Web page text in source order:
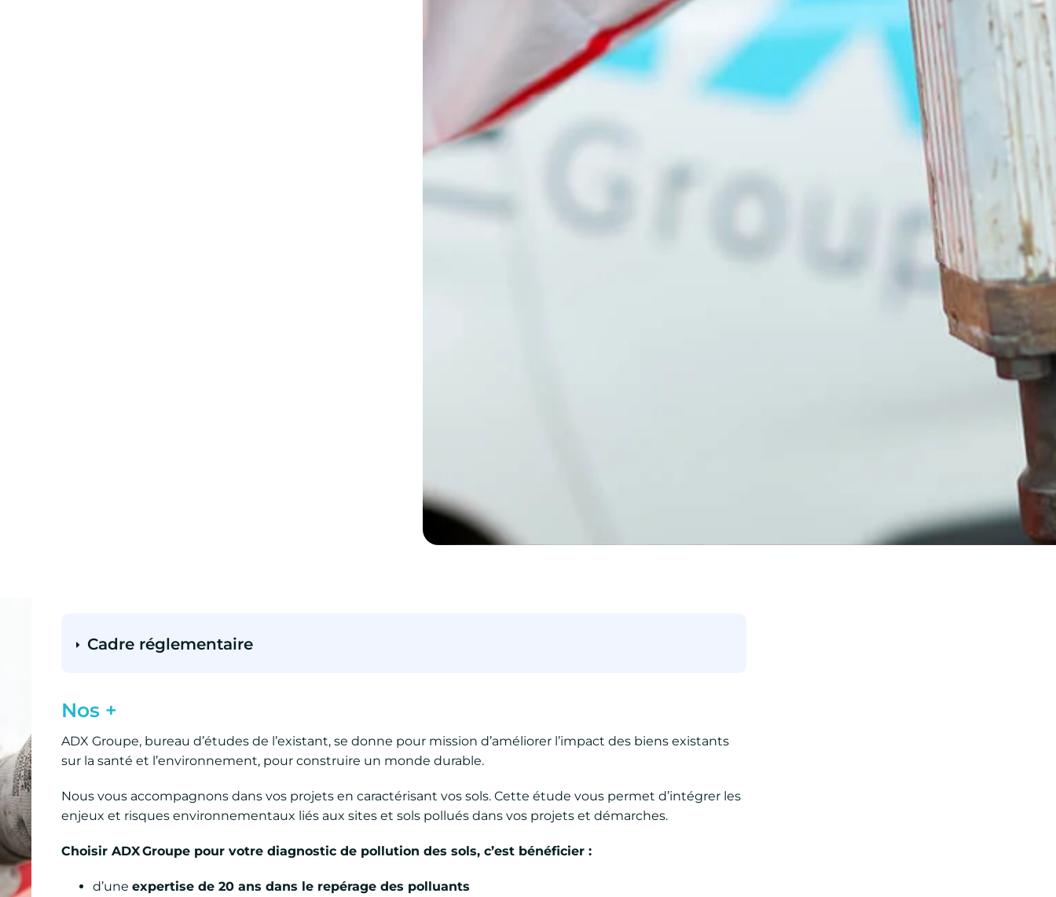
Cadre réglementaire
Nos +
ADX Groupe, bureau d’études de l’existant, se donne pour mission d’améliorer l’impact des biens existants
sur la santé et l’environnement, pour construire un monde durable.
Nous vous accompagnons dans vos projets en caractérisant vos sols. Cette étude vous permet d’intégrer les
enjeux et risques environnementaux liés aux sites et sols pollués dans vos projets et démarches.
Choisir ADXGroupe pour votre diagnostic de pollution des sols, c’est bénéficier :
d’uneexpertise de 20 ans dans le repérage des polluants